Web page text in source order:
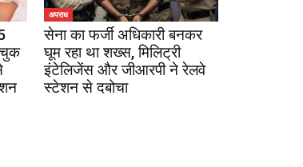
अपराध
सेना का फर्जी अधिकारी बनकर
घूम रहा था शख्स, मिलिट्री
इंटेलिजेंस और जीआरपी ने रेलवे
स्टेशन से दबोचा